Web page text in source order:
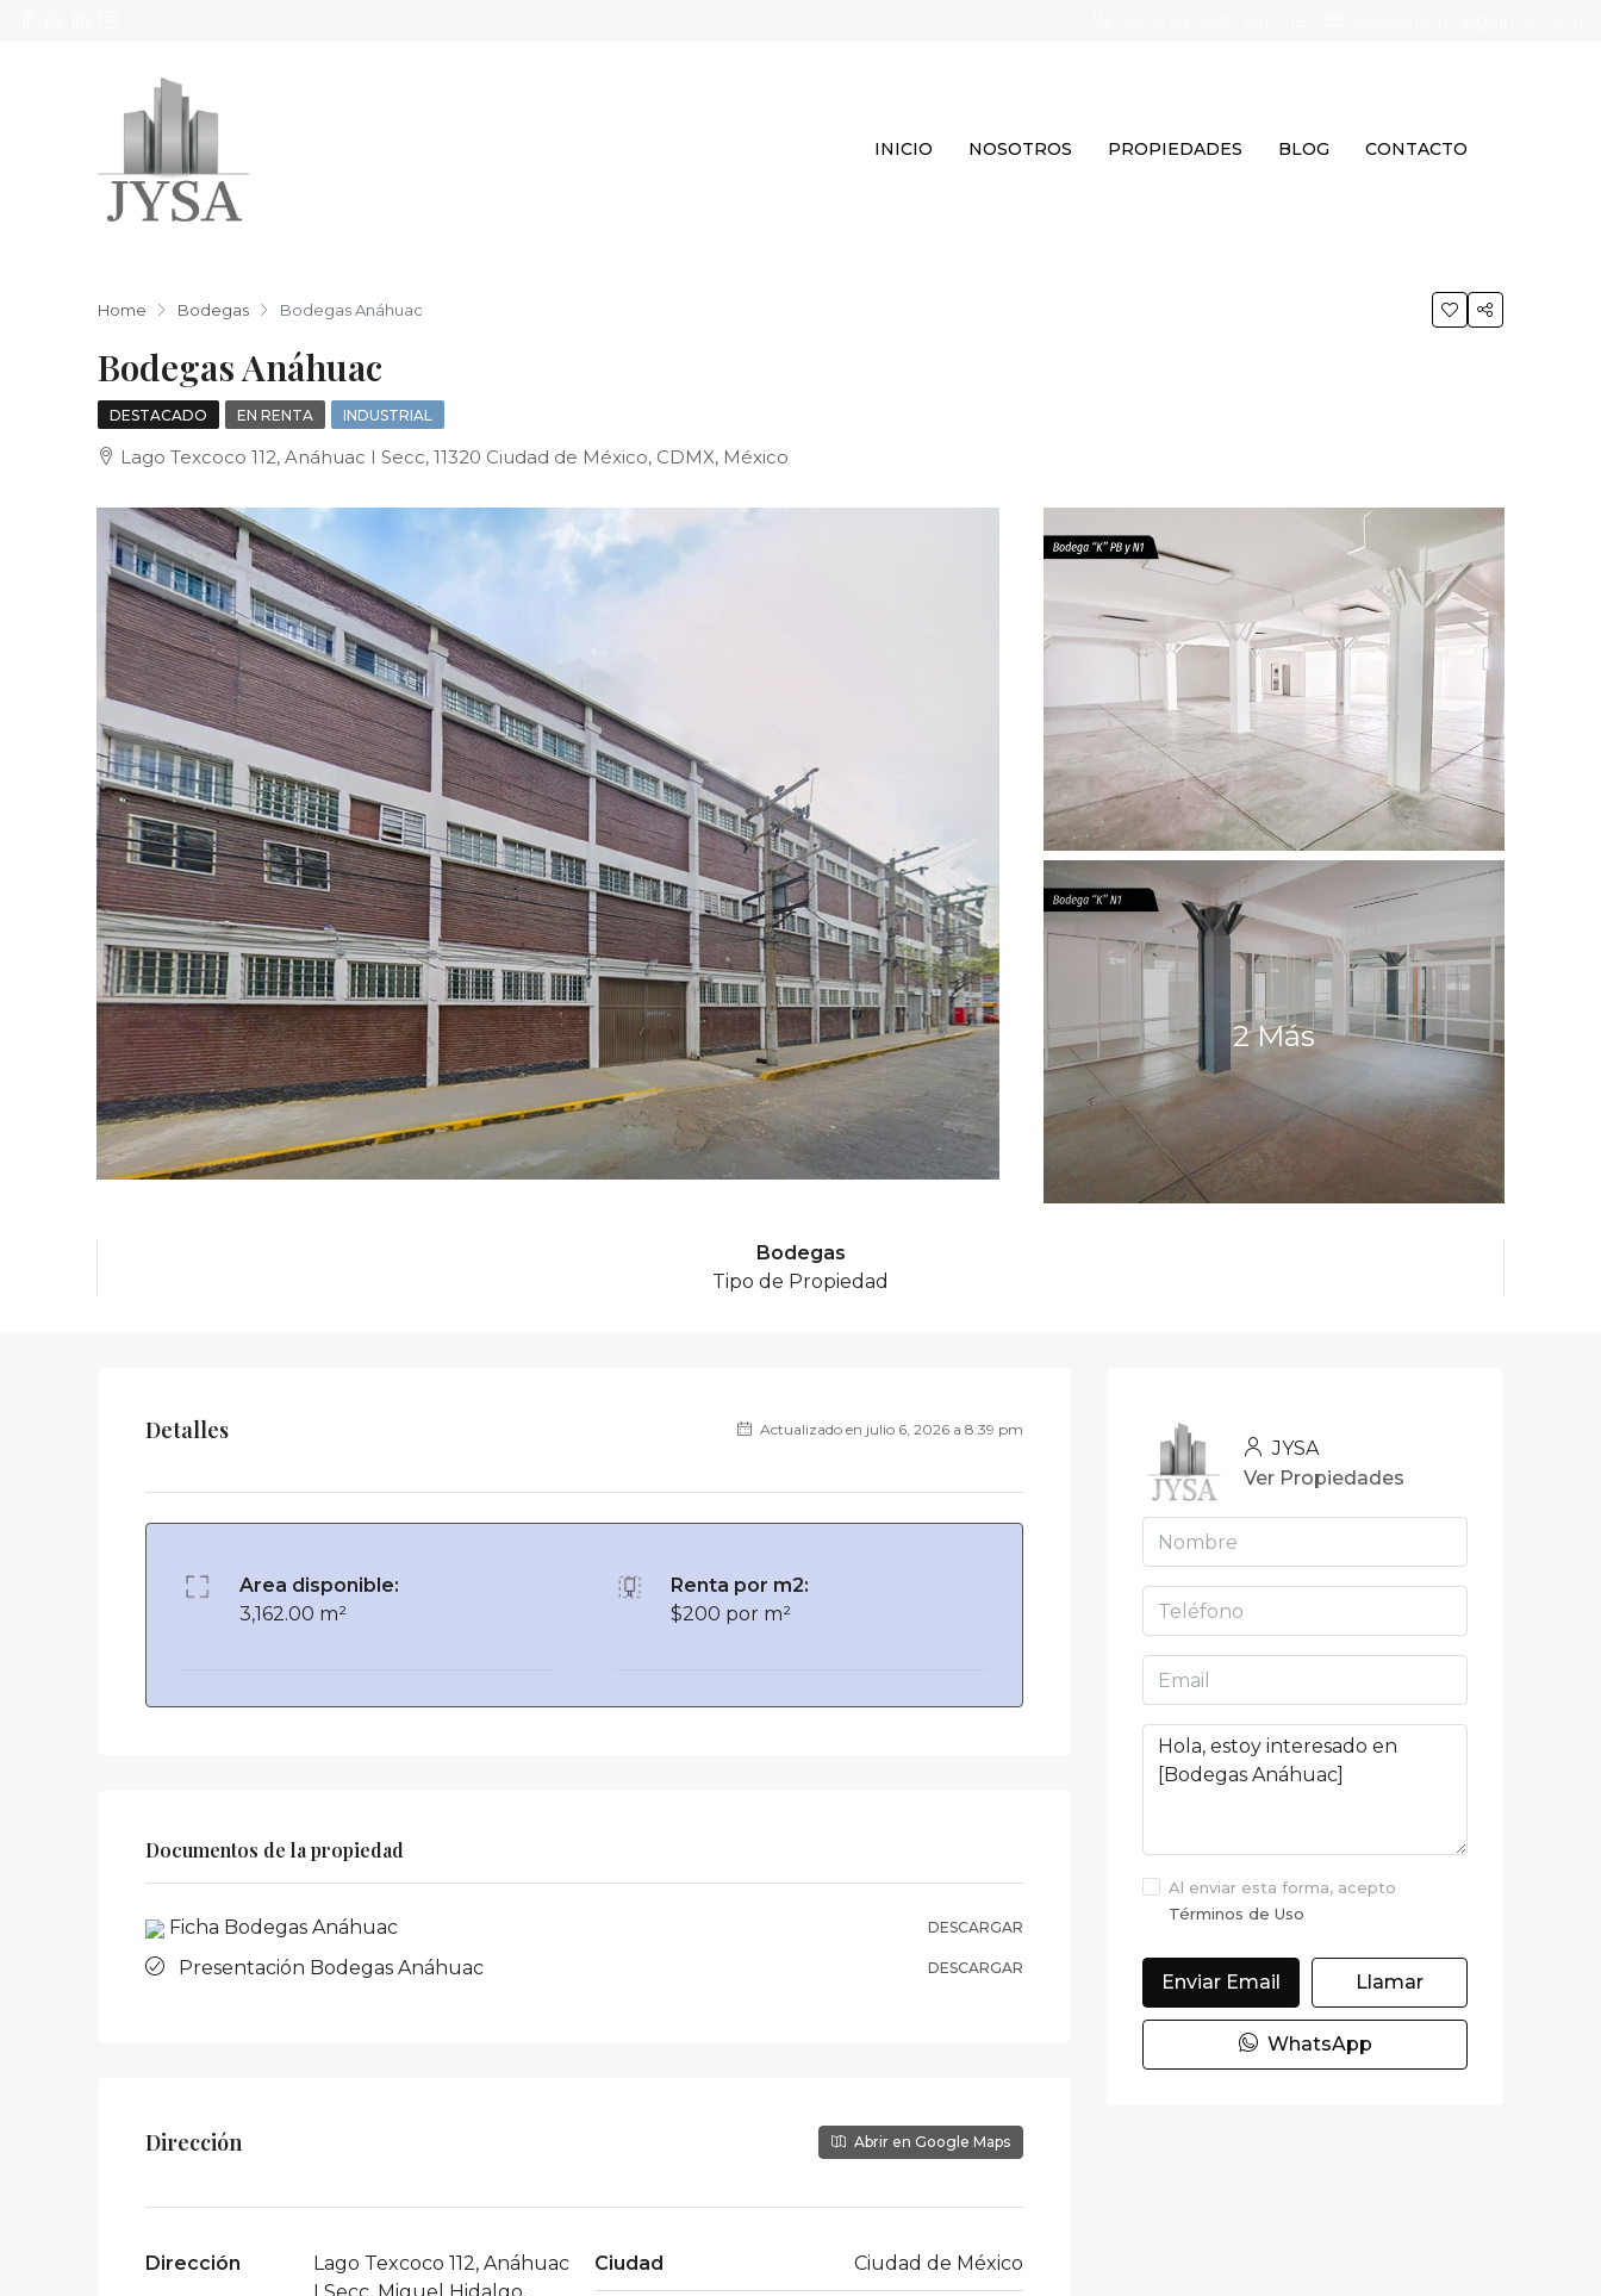
INICIO NOSOTROS PROPIEDADES BLOG CONTACTO
Home Bodegas Bodegas Anáhuac
Bodegas Anáhuac
DESTACADO EN RENTA INDUSTRIAL
Lago Texcoco 112, Anáhuac I Secc, 11320 Ciudad de México, CDMX, México
2 Más
Bodegas
Tipo de Propiedad
Detalles Actualizado en julio 6, 2026 a 8:39 pm
Area disponible:
3,162.00 m²
Renta por m2:
$200 por m²
Documentos de la propiedad
Ficha Bodegas Anáhuac DESCARGAR
Presentación Bodegas Anáhuac DESCARGAR
Dirección Abrir en Google Maps
Dirección
Lago Texcoco 112, Anáhuac
Ciudad Ciudad de México
JYSA
Ver Propiedades
Al enviar esta forma, acepto
Términos de Uso
Enviar Email Llamar
WhatsApp